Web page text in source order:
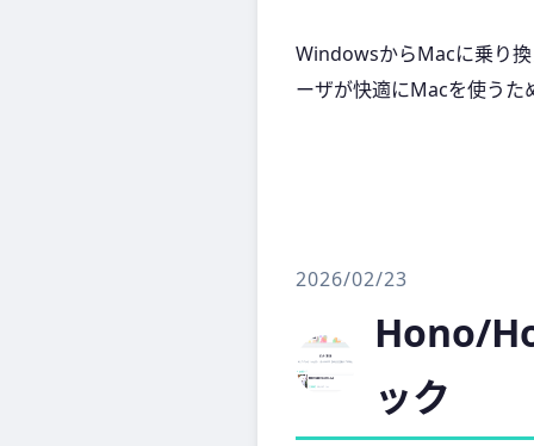
WindowsからMacに乗り
ーザが快適にMacを使うた
2026/02/23
Hono/
ック